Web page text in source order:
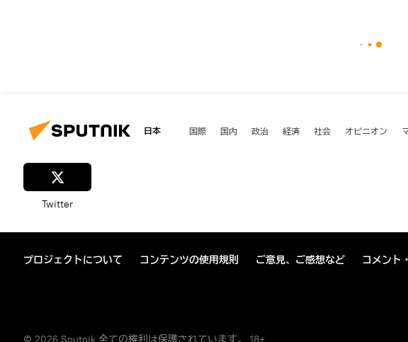
日本 国際 国内 政治 経済 社会 オピニオン
Twitter
プロジェクトについて コンテンツの使用規則 ご意見、ご感想など コメント